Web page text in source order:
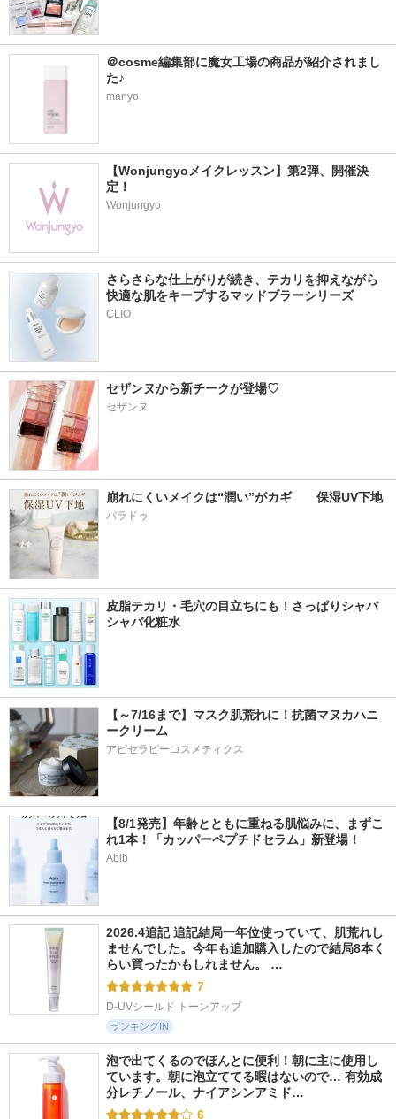
＠cosme編集部に魔女工場の商品が紹介されまし
た♪
manyo
【Wonjungyoメイクレッスン】第2弾、開催決
定！
Wonjungyo
さらさらな仕上がりが続き、テカリを抑えながら
快適な肌をキープするマッドブラーシリーズ
セザンヌから新チークが登場♡
セザンヌ
崩れにくいメイクは“潤い”がカギ　　保湿UV下地
パラドゥ
皮脂テカリ・毛穴の目立ちにも！さっぱりシャバ
シャバ化粧水
【～7/16まで】マスク肌荒れに！抗菌マヌカハニ
ークリーム
アピセラピーコスメティクス
【8/1発売】年齢とともに重ねる肌悩みに、まずこ
れ1本！「カッパーペプチドセラム」新登場！
Abib
2026.4追記 追記結局一年位使っていて、肌荒れし
ませんでした。今年も追加購入したので結局8本く
らい買ったかもしれません。 …
7
D-UVシールド トーンアップ
ランキングIN
泡で出てくるのでほんとに便利！朝に主に使用し
ています。朝に泡立ててる暇はないので… 有効成
分レチノール、ナイアシンアミド…
6